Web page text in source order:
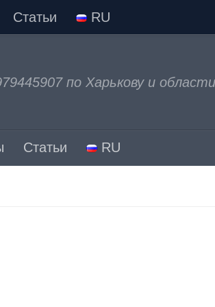
Статьи RU
по Харькову и области
Статьи RU